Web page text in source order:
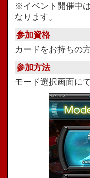
※イベント開催中
なります。
参加資格
カードをお持ちの
参加方法
モード選択画面に